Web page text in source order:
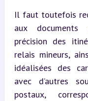
Il faut toutefois
aux documents
précision des
relais mineurs,
idéalisées des
avec d’autres
postaux,